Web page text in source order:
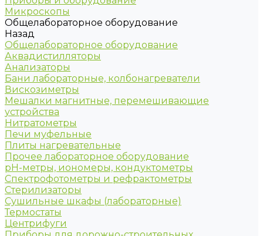
Микроскопы
Общелабораторное оборудование
Назад
Общелабораторное оборудование
Аквадистилляторы
Анализаторы
Бани лабораторные, колбонагреватели
Вискозиметры
Мешалки магнитные, перемешивающие
устройства
Нитратометры
Печи муфельные
Плиты нагревательные
Прочее лабораторное оборудование
рН-метры, иономеры, кондуктометры
Спектрофотометры и рефрактометры
Стерилизаторы
Сушильные шкафы (лабораторные)
Термостаты
Центрифуги